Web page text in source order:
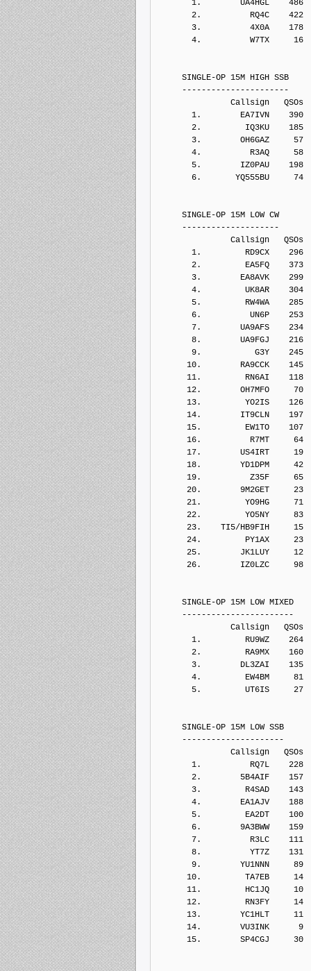
1.        UA4HGL    486
2.          RQ4C    422
3.          4X0A    178
4.          W7TX     16
SINGLE-OP 15M HIGH SSB
----------------------
Callsign   QSOs  Points
1.        EA7IVN    390
2.         IQ3KU    185
3.        OH6GAZ     57
4.          R3AQ     58
5.        IZ0PAU    198
6.       YQ555BU     74
SINGLE-OP 15M LOW CW
--------------------
Callsign   QSOs  Points
1.         RD9CX    296
2.         EA5FQ    373
3.        EA8AVK    299
4.         UK8AR    304
5.         RW4WA    285
6.          UN6P    253
7.        UA9AFS    234
8.        UA9FGJ    216
9.           G3Y    245
10.        RA9CCK    145
11.         RN6AI    118
12.        OH7MFO     70
13.         YO2IS    126
14.        IT9CLN    197
15.         EW1TO    107
16.          R7MT     64
17.        US4IRT     19
18.        YD1DPM     42
19.          Z35F     65
20.        9M2GET     23
21.         YO9HG     71
22.         YO5NY     83
23.    TI5/HB9FIH     15
24.         PY1AX     23
25.        JK1LUY     12
26.        IZ0LZC     98
SINGLE-OP 15M LOW MIXED
-----------------------
Callsign   QSOs  Points
1.         RU9WZ    264
2.         RA9MX    160
3.        DL3ZAI    135
4.         EW4BM     81
5.         UT6IS     27
SINGLE-OP 15M LOW SSB
---------------------
Callsign   QSOs  Points
1.          RQ7L    228
2.        5B4AIF    157
3.         R4SAD    143
4.        EA1AJV    188
5.         EA2DT    100
6.        9A3BWW    159
7.          R3LC    111
8.          YT7Z    131
9.        YU1NNN     89
10.         TA7EB     14
11.         HC1JQ     10
12.         RN3FY     14
13.        YC1HLT     11
14.        VU3INK      9
15.        SP4CGJ     30